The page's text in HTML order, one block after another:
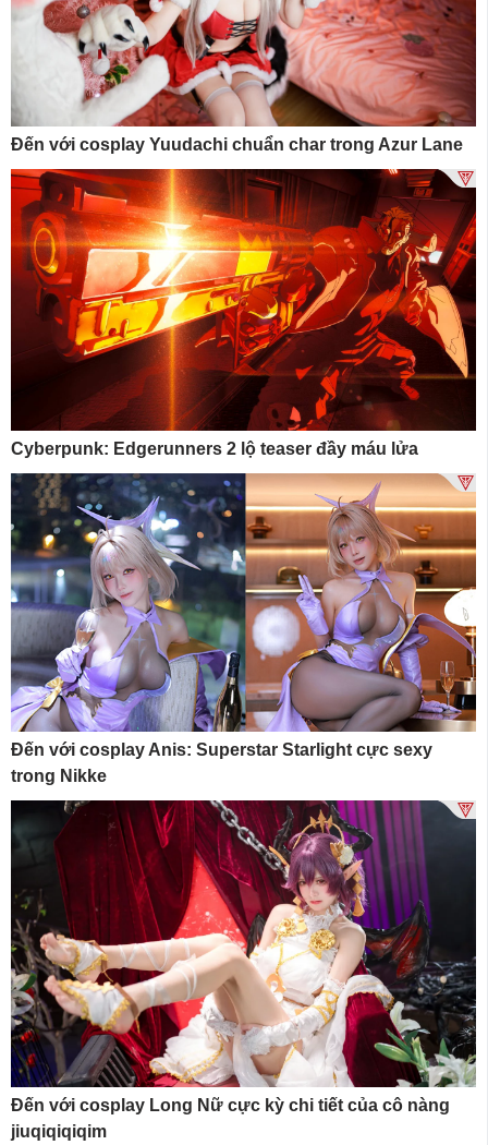
Đến với cosplay Yuudachi chuẩn char trong Azur Lane
Cyberpunk: Edgerunners 2 lộ teaser đầy máu lửa
Đến với cosplay Anis: Superstar Starlight cực sexy
trong Nikke
Đến với cosplay Long Nữ cực kỳ chi tiết của cô nàng
jiuqiqiqiqim